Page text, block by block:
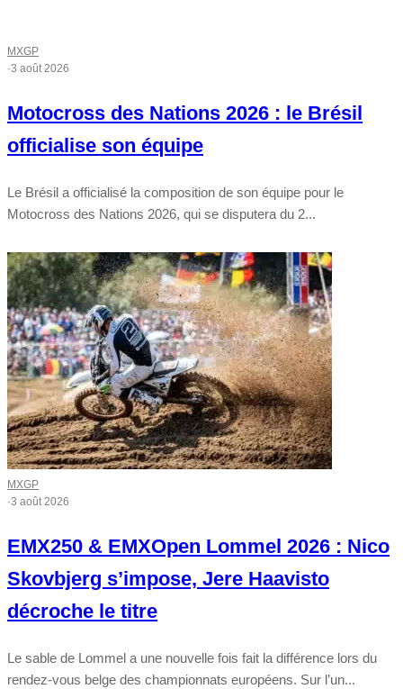
MXGP
·3 août 2026
Motocross des Nations 2026 : le Brésil
officialise son équipe
Le Brésil a officialisé la composition de son équipe pour le
Motocross des Nations 2026, qui se disputera du 2...
MXGP
·3 août 2026
EMX250 & EMXOpen Lommel 2026 : Nico
Skovbjerg s’impose, Jere Haavisto
décroche le titre
Le sable de Lommel a une nouvelle fois fait la différence lors du
rendez-vous belge des championnats européens. Sur l’un...